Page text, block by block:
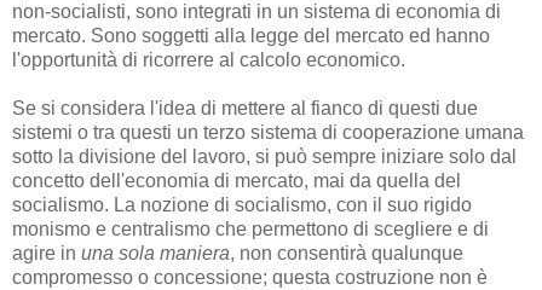
non-socialisti, sono integrati in un sistema di economia di
mercato. Sono soggetti alla legge del mercato ed hanno
l'opportunità di ricorrere al calcolo economico.
Se si considera l'idea di mettere al fianco di questi due
sistemi o tra questi un terzo sistema di cooperazione umana
sotto la divisione del lavoro, si può sempre iniziare solo dal
concetto dell'economia di mercato, mai da quella del
socialismo. La nozione di socialismo, con il suo rigido
monismo e centralismo che permettono di scegliere e di
agire in una sola maniera, non consentirà qualunque
compromesso o concessione; questa costruzione non è